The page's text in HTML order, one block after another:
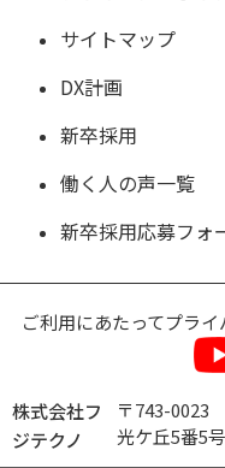
サイトマップ
DX計画
新卒採用
働く人の声一覧
新卒採用応募フォ
ご利用にあたってプラ
株式会社フ
ジテクノ
〒743-0023
光ケ丘5番5号